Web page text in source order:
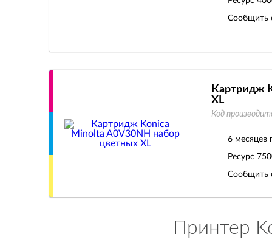
Сообщить
Картридж
XL
Код
6 месяцев
Ресурс
Сообщить
Принтер